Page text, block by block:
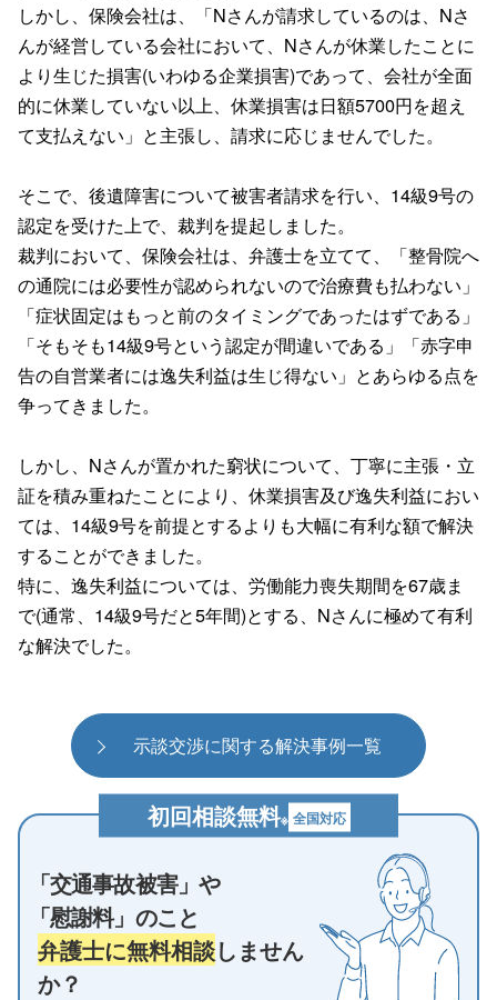
しかし、保険会社は、「Nさんが請求しているのは、Nさ
んが経営している会社において、Nさんが休業したことに
より生じた損害(いわゆる企業損害)であって、会社が全面
的に休業していない以上、休業損害は日額5700円を超え
て支払えない」と主張し、請求に応じませんでした。
そこで、後遺障害について被害者請求を行い、14級9号の
認定を受けた上で、裁判を提起しました。
裁判において、保険会社は、弁護士を立てて、「整骨院へ
の通院には必要性が認められないので治療費も払わない」
「症状固定はもっと前のタイミングであったはずである」
「そもそも14級9号という認定が間違いである」「赤字申
告の自営業者には逸失利益は生じ得ない」とあらゆる点を
争ってきました。
しかし、Nさんが置かれた窮状について、丁寧に主張・立
証を積み重ねたことにより、休業損害及び逸失利益におい
ては、14級9号を前提とするよりも大幅に有利な額で解決
することができました。
特に、逸失利益については、労働能力喪失期間を67歳ま
で(通常、14級9号だと5年間)とする、Nさんに極めて有利
な解決でした。
示談交渉に関する解決事例一覧
初回相談無料※ 全国対応
「交通事故被害」や
「慰謝料」のこと
弁護士に無料相談しません
か？